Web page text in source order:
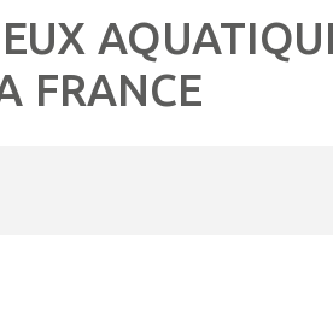
FRANCE